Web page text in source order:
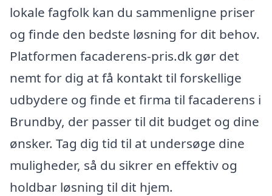
lokale fagfolk kan du sammenligne priser
og finde den bedste løsning for dit behov.
Platformen facaderens-pris.dk gør det
nemt for dig at få kontakt til forskellige
udbydere og finde et firma til facaderens i
Brundby, der passer til dit budget og dine
ønsker. Tag dig tid til at undersøge dine
muligheder, så du sikrer en effektiv og
holdbar løsning til dit hjem.